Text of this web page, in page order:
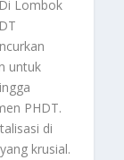
Lombok
untuk
PHDT.
di
krusial.